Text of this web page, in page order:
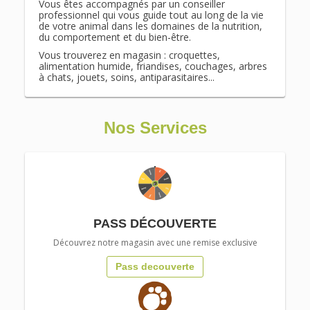
Vous êtes accompagnés par un conseiller
professionnel qui vous guide tout au long de la vie
de votre animal dans les domaines de la nutrition,
du comportement et du bien-être.
Vous trouverez en magasin : croquettes,
alimentation humide, friandises, couchages, arbres
à chats, jouets, soins, antiparasitaires...
Nos Services
PASS DÉCOUVERTE
Découvrez notre magasin avec une remise exclusive
Pass decouverte